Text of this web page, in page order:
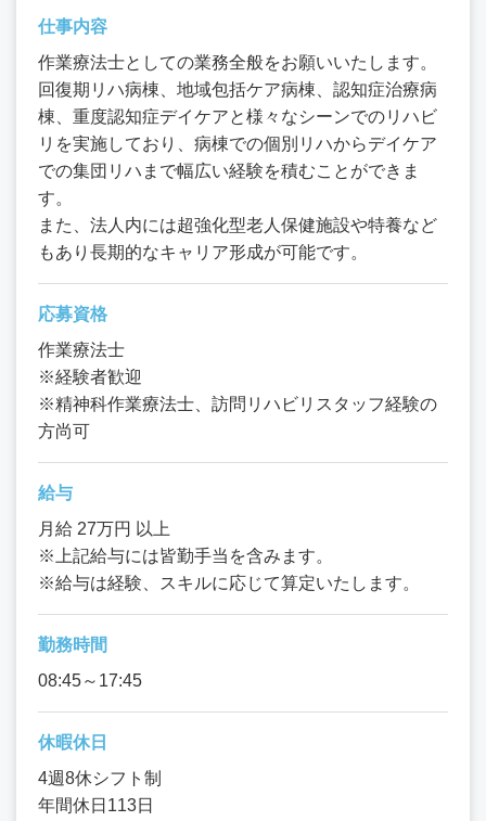
仕事内容
作業療法士としての業務全般をお願いいたします。
回復期リハ病棟、地域包括ケア病棟、認知症治療病
棟、重度認知症デイケアと様々なシーンでのリハビ
リを実施しており、病棟での個別リハからデイケア
での集団リハまで幅広い経験を積むことができま
す。
また、法人内には超強化型老人保健施設や特養など
もあり長期的なキャリア形成が可能です。
応募資格
作業療法士
※経験者歓迎
※精神科作業療法士、訪問リハビリスタッフ経験の
方尚可
給与
月給 27万円 以上
※上記給与には皆勤手当を含みます。
※給与は経験、スキルに応じて算定いたします。
勤務時間
08:45～17:45
休暇休日
4週8休シフト制
年間休日113日